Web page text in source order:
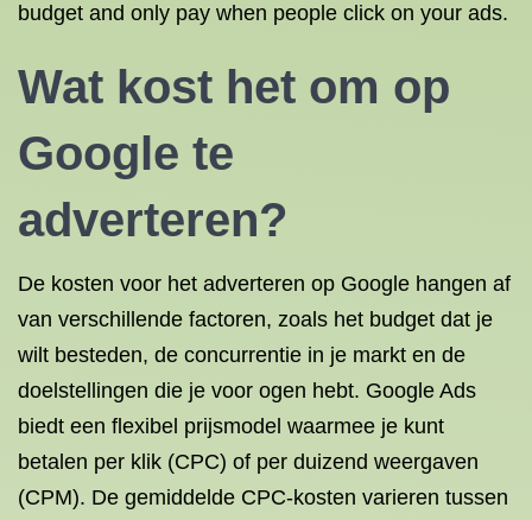
budget and only pay when people click on your ads.
Wat kost het om op
Google te
adverteren?
De kosten voor het adverteren op Google hangen af
van verschillende factoren, zoals het budget dat je
wilt besteden, de concurrentie in je markt en de
doelstellingen die je voor ogen hebt. Google Ads
biedt een flexibel prijsmodel waarmee je kunt
betalen per klik (CPC) of per duizend weergaven
(CPM). De gemiddelde CPC-kosten varieren tussen